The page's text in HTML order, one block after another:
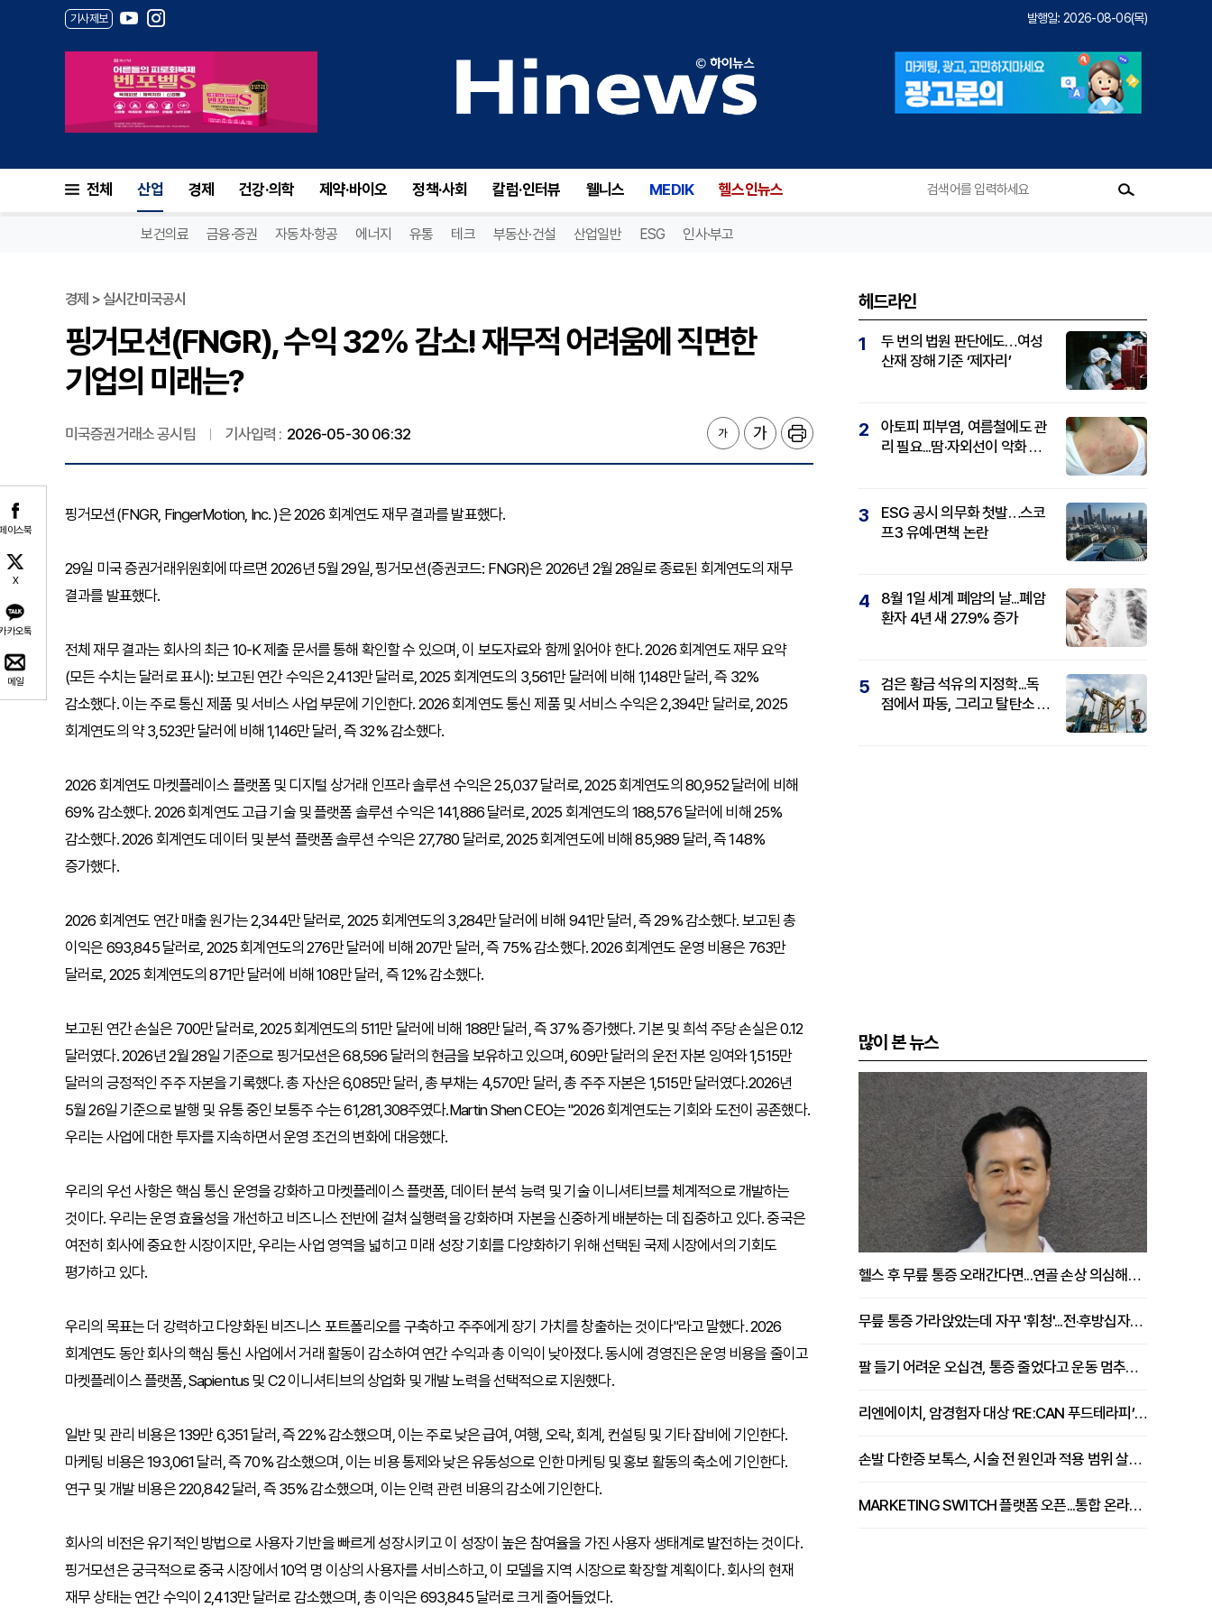
기사제보 발행일: 2026-08-06(목)
전체 산업 경제 건강·의학 제약·바이오 정책·사회 칼럼·인터뷰 웰니스 MEDIK 헬스인뉴스
보건의료 금융·증권 자동차·항공 에너지 유통 테크 부동산·건설 산업일반 ESG 인사·부고
이스북
X
카오톡
메일
경제 > 실시간미국공시
핑거모션(FNGR), 수익 32% 감소! 재무적 어려움에 직면한
기업의 미래는?
미국증권거래소 공시팀 기사입력 : 2026-05-30 06:32
핑거모션(FNGR, FingerMotion, Inc. )은 2026 회계연도 재무 결과를 발표했다.
29일 미국 증권거래위원회에 따르면 2026년 5월 29일, 핑거모션(증권코드: FNGR)은 2026년 2월 28일로 종료된 회계연도의 재무
결과를 발표했다.
전체 재무 결과는 회사의 최근 10-K 제출 문서를 통해 확인할 수 있으며, 이 보도자료와 함께 읽어야 한다. 2026 회계연도 재무 요약
(모든 수치는 달러로 표시): 보고된 연간 수익은 2,413만 달러로, 2025 회계연도의 3,561만 달러에 비해 1,148만 달러, 즉 32%
감소했다. 이는 주로 통신 제품 및 서비스 사업 부문에 기인한다. 2026 회계연도 통신 제품 및 서비스 수익은 2,394만 달러로, 2025
회계연도의 약 3,523만 달러에 비해 1,146만 달러, 즉 32% 감소했다.
2026 회계연도 마켓플레이스 플랫폼 및 디지털 상거래 인프라 솔루션 수익은 25,037 달러로, 2025 회계연도의 80,952 달러에 비해
69% 감소했다. 2026 회계연도 고급 기술 및 플랫폼 솔루션 수익은 141,886 달러로, 2025 회계연도의 188,576 달러에 비해 25%
감소했다. 2026 회계연도 데이터 및 분석 플랫폼 솔루션 수익은 27,780 달러로, 2025 회계연도에 비해 85,989 달러, 즉 148%
증가했다.
2026 회계연도 연간 매출 원가는 2,344만 달러로, 2025 회계연도의 3,284만 달러에 비해 941만 달러, 즉 29% 감소했다. 보고된 총
이익은 693,845 달러로, 2025 회계연도의 276만 달러에 비해 207만 달러, 즉 75% 감소했다. 2026 회계연도 운영 비용은 763만
달러로, 2025 회계연도의 871만 달러에 비해 108만 달러, 즉 12% 감소했다.
보고된 연간 손실은 700만 달러로, 2025 회계연도의 511만 달러에 비해 188만 달러, 즉 37% 증가했다. 기본 및 희석 주당 손실은 0.12
달러였다. 2026년 2월 28일 기준으로 핑거모션은 68,596 달러의 현금을 보유하고 있으며, 609만 달러의 운전 자본 잉여와 1,515만
달러의 긍정적인 주주 자본을 기록했다. 총 자산은 6,085만 달러, 총 부채는 4,570만 달러, 총 주주 자본은 1,515만 달러였다.2026년
5월 26일 기준으로 발행 및 유통 중인 보통주 수는 61,281,308주였다.Martin Shen CEO는 "2026 회계연도는 기회와 도전이 공존했다.
우리는 사업에 대한 투자를 지속하면서 운영 조건의 변화에 대응했다.
우리의 우선 사항은 핵심 통신 운영을 강화하고 마켓플레이스 플랫폼, 데이터 분석 능력 및 기술 이니셔티브를 체계적으로 개발하는
것이다. 우리는 운영 효율성을 개선하고 비즈니스 전반에 걸쳐 실행력을 강화하며 자본을 신중하게 배분하는 데 집중하고 있다. 중국은
여전히 회사에 중요한 시장이지만, 우리는 사업 영역을 넓히고 미래 성장 기회를 다양화하기 위해 선택된 국제 시장에서의 기회도
평가하고 있다.
우리의 목표는 더 강력하고 다양화된 비즈니스 포트폴리오를 구축하고 주주에게 장기 가치를 창출하는 것이다"라고 말했다. 2026
회계연도 동안 회사의 핵심 통신 사업에서 거래 활동이 감소하여 연간 수익과 총 이익이 낮아졌다. 동시에 경영진은 운영 비용을 줄이고
마켓플레이스 플랫폼, Sapientus 및 C2 이니셔티브의 상업화 및 개발 노력을 선택적으로 지원했다.
일반 및 관리 비용은 139만 6,351 달러, 즉 22% 감소했으며, 이는 주로 낮은 급여, 여행, 오락, 회계, 컨설팅 및 기타 잡비에 기인한다.
마케팅 비용은 193,061 달러, 즉 70% 감소했으며, 이는 비용 통제와 낮은 유동성으로 인한 마케팅 및 홍보 활동의 축소에 기인한다.
연구 및 개발 비용은 220,842 달러, 즉 35% 감소했으며, 이는 인력 관련 비용의 감소에 기인한다.
회사의 비전은 유기적인 방법으로 사용자 기반을 빠르게 성장시키고 이 성장이 높은 참여율을 가진 사용자 생태계로 발전하는 것이다.
핑거모션은 궁극적으로 중국 시장에서 10억 명 이상의 사용자를 서비스하고, 이 모델을 지역 시장으로 확장할 계획이다. 회사의 현재
재무 상태는 연간 수익이 2,413만 달러로 감소했으며, 총 이익은 693,845 달러로 크게 줄어들었다.
헤드라인
1
두 번의 법원 판단에도…여성
산재 장해 기준 ‘제자리’
2
아토피 피부염, 여름철에도 관
리 필요...땀·자외선이 악화 요
3
ESG 공시 의무화 첫발…스코
프3 유예·면책 논란
4
8월 1일 세계 폐암의 날...폐암
환자 4년 새 27.9% 증가
5
검은 황금 석유의 지정학...독
점에서 파동, 그리고 탈탄소 패
많이 본 뉴스
헬스 후 무릎 통증 오래간다면...연골 손상 의심해야 [김상범 원장 칼럼]
무릎 통증 가라앉았는데 자꾸 '휘청'...전·후방십자인대 파열 확인해야 [곽우경 원장 칼럼]
팔 들기 어려운 오십견, 통증 줄었다고 운동 멈추면 안 되는 이유 [이병욱 원장 칼럼]
리엔에이치, 암경험자 대상 ‘RE:CAN 푸드테라피’ 운영
손발 다한증 보톡스, 시술 전 원인과 적용 범위 살펴야 [강윤일 원장 칼럼]
MARKETING SWITCH 플랫폼 오픈...통합 온라인 마케팅 서비스 확대